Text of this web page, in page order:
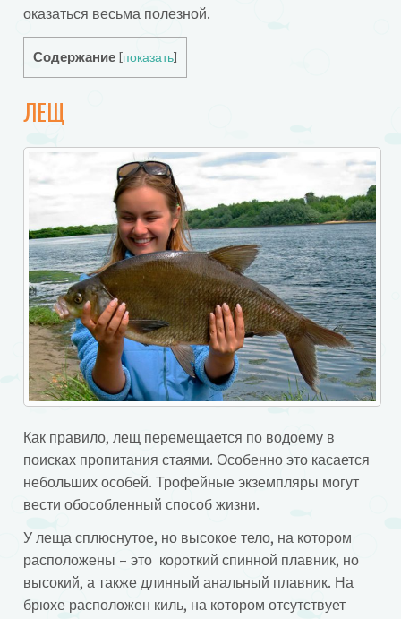
оказаться весьма полезной.
Содержание [показать]
ЛЕЩ
Как правило, лещ перемещается по водоему в
поисках пропитания стаями. Особенно это касается
небольших особей. Трофейные экземпляры могут
вести обособленный способ жизни.
У леща сплюснутое, но высокое тело, на котором
расположены – это короткий спинной плавник, но
высокий, а также длинный анальный плавник. На
брюхе расположен киль, на котором отсутствует